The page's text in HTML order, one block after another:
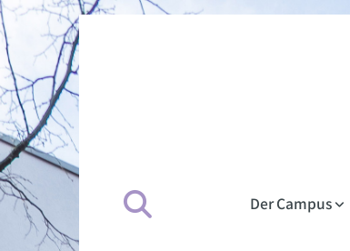
Der Campus